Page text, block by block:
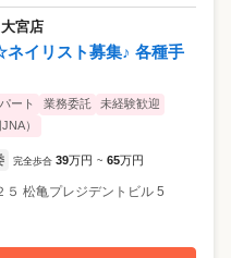
宮店
イリスト募集♪ 各種手
ート 業務委託
未経験歓迎
）
完全歩合 39万円 ~ 65万円
５ 松亀プレジデントビル 5